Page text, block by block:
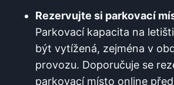
Rezervujte si parkovací
Parkovací kapacita na
být vytížená, zejména‍ v
provozu. Doporučuje se
parkovací místo⁢ online